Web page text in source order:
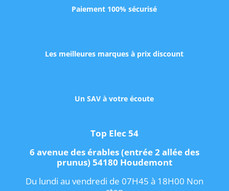
Paiement 100% sécurisé
Les meilleures marques à prix discount
Un SAV à votre écoute
Top Elec 54
6 avenue des érables (entrée 2 allée des
prunus) 54180 Houdemont
Du lundi au vendredi de 07H45 à 18H00 Non